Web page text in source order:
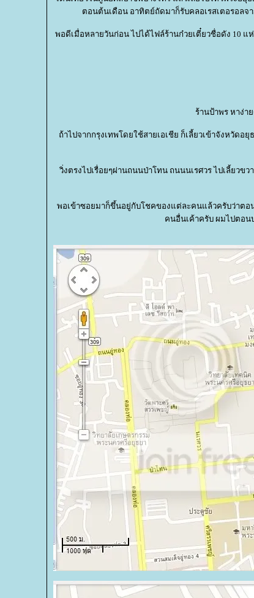
ตอนต้นเดือน อาทิตย์ถัดมาก็รับคลอเรสเตอรอลจ
พอดีเมื่อหลายวันก่อน ไปได้ไฟล์ร้านก๋วยเตี๋ยวชื่อดัง 10 แ
ร้านป้าพร หาง่า
ถ้าไปจากกรุงเทพโดยใช้สายเอเชีย ก็เลี้ยวเข้าจังหวัดอ
วิ่งตรงไปเรื่อยๆผ่านถนนป่าโทน ถนนนเรศวร ไปเลี้ยวข
พอเข้าซอยมาก็ขึ้นอยู่กับโชคของแต่ละคนแล้วครับว่าตอ
คนอื่นเค้าครับ ผมไปตอน